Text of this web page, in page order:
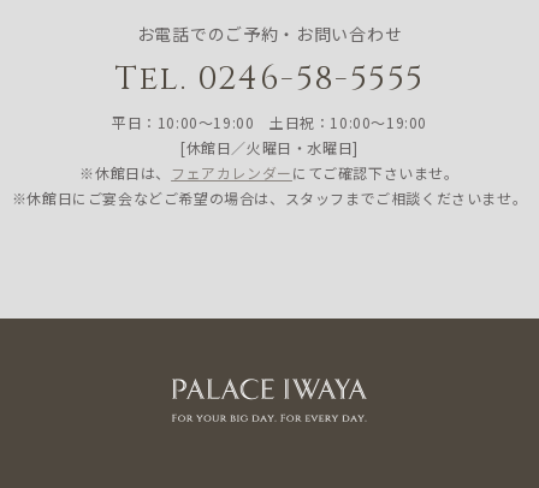
お電話でのご予約・お問い合わせ
Tel. 0246-58-5555
平日：10:00〜19:00 土日祝：10:00〜19:00
[休館日／火曜日・水曜日]
※休館日は、 フェアカレンダーにてご確認下さいませ。
※休館日にご宴会などご希望の場合は、スタッフまでご相談くださいませ。